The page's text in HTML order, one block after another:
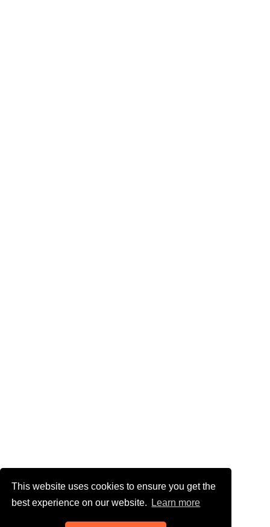
This website uses cookies to ensure you get the
best experience on our website.
Learn more